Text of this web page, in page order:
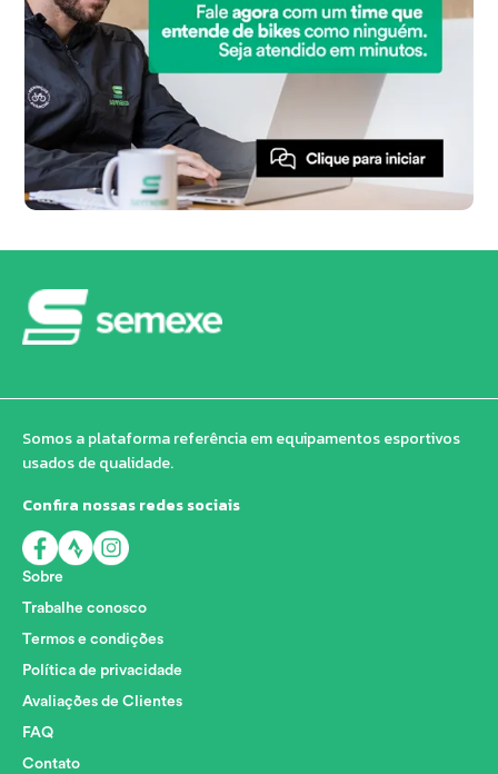
Somos a plataforma referência em equipamentos esportivos
usados de qualidade.
Confira nossas redes sociais
Sobre
Trabalhe conosco
Termos e condições
Política de privacidade
Avaliações de Clientes
FAQ
Contato